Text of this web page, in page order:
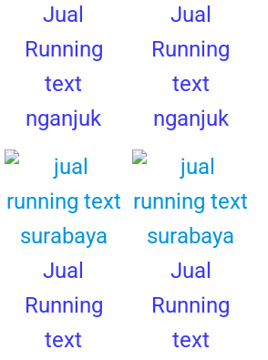
Jual
Running
text
nganjuk
Jual
Running
text
nganjuk
Jual
Running
text
Jual
Running
text